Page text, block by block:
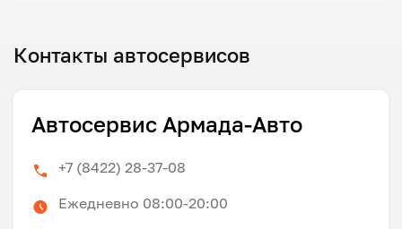
Контакты автосервисов
Автосервис Армада-Авто
+7 (8422) 28-37-08
Ежедневно 08:00-20:00